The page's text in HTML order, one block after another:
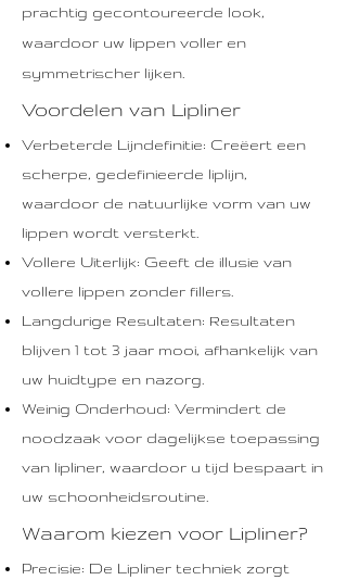
prachtig gecontoureerde look,
waardoor uw lippen voller en
symmetrischer lijken.
Voordelen van Lipliner
Verbeterde Lijndefinitie: Creëert een
scherpe, gedefinieerde liplijn,
waardoor de natuurlijke vorm van uw
lippen wordt versterkt.
Vollere Uiterlijk: Geeft de illusie van
vollere lippen zonder fillers.
Langdurige Resultaten: Resultaten
blijven 1 tot 3 jaar mooi, afhankelijk van
uw huidtype en nazorg.
Weinig Onderhoud: Vermindert de
noodzaak voor dagelijkse toepassing
van lipliner, waardoor u tijd bespaart in
uw schoonheidsroutine.
Waarom kiezen voor Lipliner?
Precisie: De Lipliner techniek zorgt